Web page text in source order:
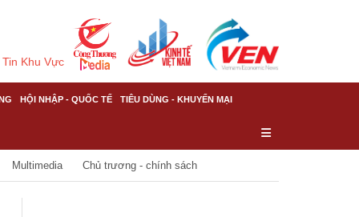
Tin Khu Vực
HỘI NHẬP - QUỐC TẾ TIÊU DÙNG - KHUYẾN MẠI
Multimedia Chủ trương - chính sách